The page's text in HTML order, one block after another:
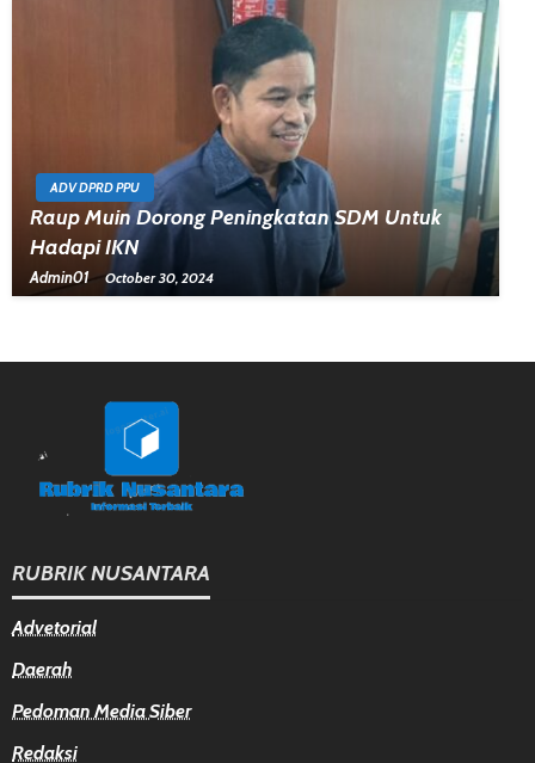
ADV DPRD PPU
Raup Muin Dorong Peningkatan SDM Untuk
Hadapi IKN
Admin01 October 30, 2024
RUBRIK NUSANTARA
Advetorial
Daerah
Pedoman Media Siber
Redaksi